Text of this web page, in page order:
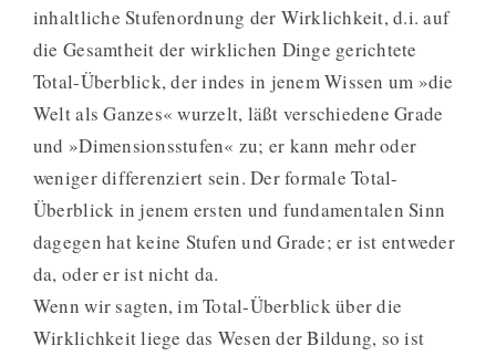
inhaltliche Stufenordnung der Wirklichkeit, d.i. auf
die Gesamtheit der wirklichen Dinge gerichtete
Total-Überblick, der indes in jenem Wissen um »die
Welt als Ganzes« wurzelt, läßt verschiedene Grade
und »Dimensionsstufen« zu; er kann mehr oder
weniger differenziert sein. Der formale Total-
Überblick in jenem ersten und fundamentalen Sinn
dagegen hat keine Stufen und Grade; er ist entweder
da, oder er ist nicht da.
Wenn wir sagten, im Total-Überblick über die
Wirklichkeit liege das Wesen der Bildung, so ist